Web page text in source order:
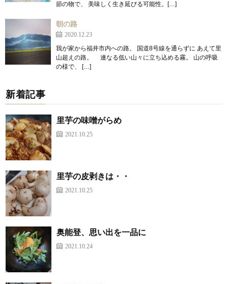
節の物で、 美味しく生き延びる可能性。[…]
朝の路
2020.12.23
我が家から福井市内への路。 国道8号線を通らずに あえて里
山超えの路。 連なる低い山々に立ち込める霧。 山の呼吸
の様で、 […]
新着記事
里芋の味噌がらめ
2021.10.25
里芋の皮剥きは・・
2021.10.25
奥能登、思い出を一品に
2021.10.24